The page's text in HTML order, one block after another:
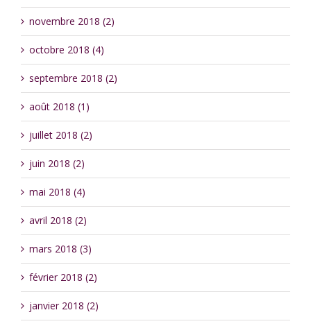
novembre 2018 (2)
octobre 2018 (4)
septembre 2018 (2)
août 2018 (1)
juillet 2018 (2)
juin 2018 (2)
mai 2018 (4)
avril 2018 (2)
mars 2018 (3)
février 2018 (2)
janvier 2018 (2)